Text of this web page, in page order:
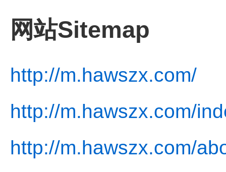
网站Sitemap
http://m.hawszx.com/
http://m.hawszx.com/
http://m.hawszx.com/